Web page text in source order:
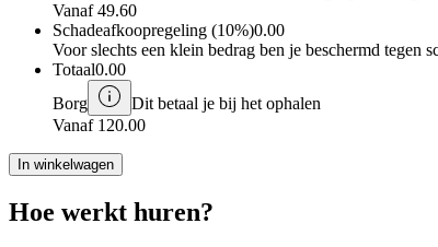
Vanaf 49.60
Schadeafkoopregeling (10%)0.00
Voor slechts een klein bedrag ben je beschermd tegen
Totaal0.00
Borg
Dit betaal je bij het ophalen
Vanaf 120.00
In winkelwagen
Hoe werkt huren?